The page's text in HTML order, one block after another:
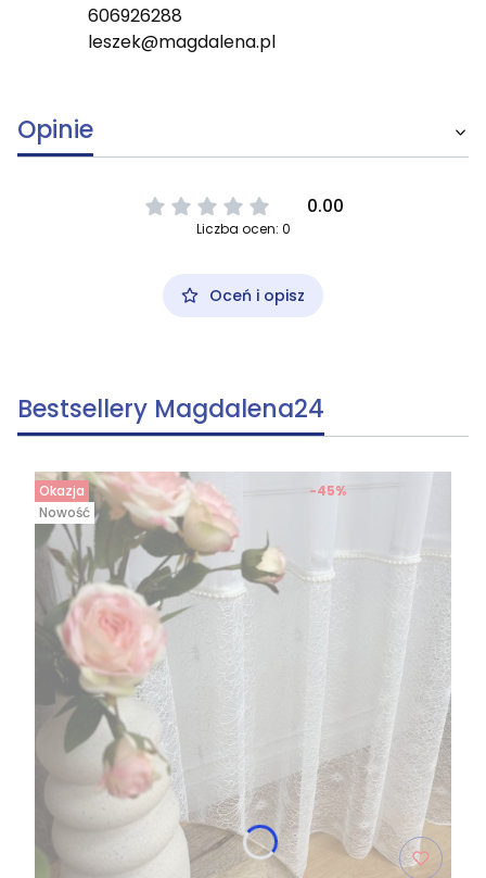
606926288
leszek@magdalena.pl
Opinie
0.00
Liczba ocen: 0
Oceń i opisz
Bestsellery Magdalena24
Okazja
Nowość
-45%